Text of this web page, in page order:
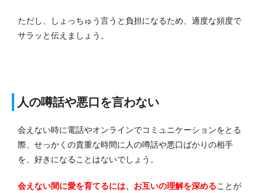
ただし、しょっちゅう言うと負担になるため、適度な頻度で
サラッと伝えましょう。
人の噂話や悪口を言わない
会えない時に電話やオンラインでコミュニケーションをとる
際、せっかくの貴重な時間に人の噂話や悪口ばかりの相手
を、好きになることはないでしょう。
会えない間に愛を育てるには、お互いの理解を深めることが